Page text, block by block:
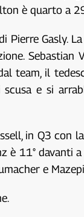
è quarto a
Gasly.
team, il
e si
in Q3 con
11° davanti
e